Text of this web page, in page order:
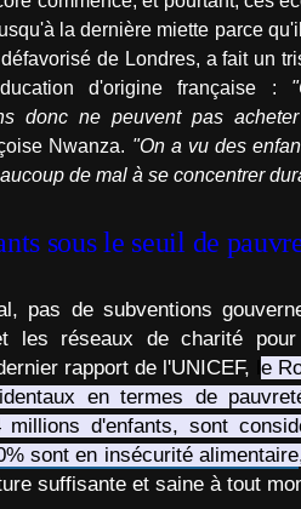
la dernière miette parce
de Londres, a fait un
d'origine française :
donc ne peuvent pas
Nwanza. "On a vu des
de mal à se concentrer
sous le seuil de
pas de subventions
les réseaux de charité pour
rapport de l'UNICEF, e
en termes de
millions d'enfants, sont
sont en insécurité alimentaire
suffisante et saine à tout